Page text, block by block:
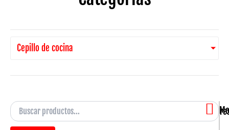
Cepillo de cocina